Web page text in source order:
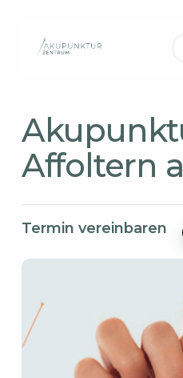
Affoltern
Termin vereinbaren